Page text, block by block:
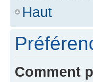
Haut
Comment